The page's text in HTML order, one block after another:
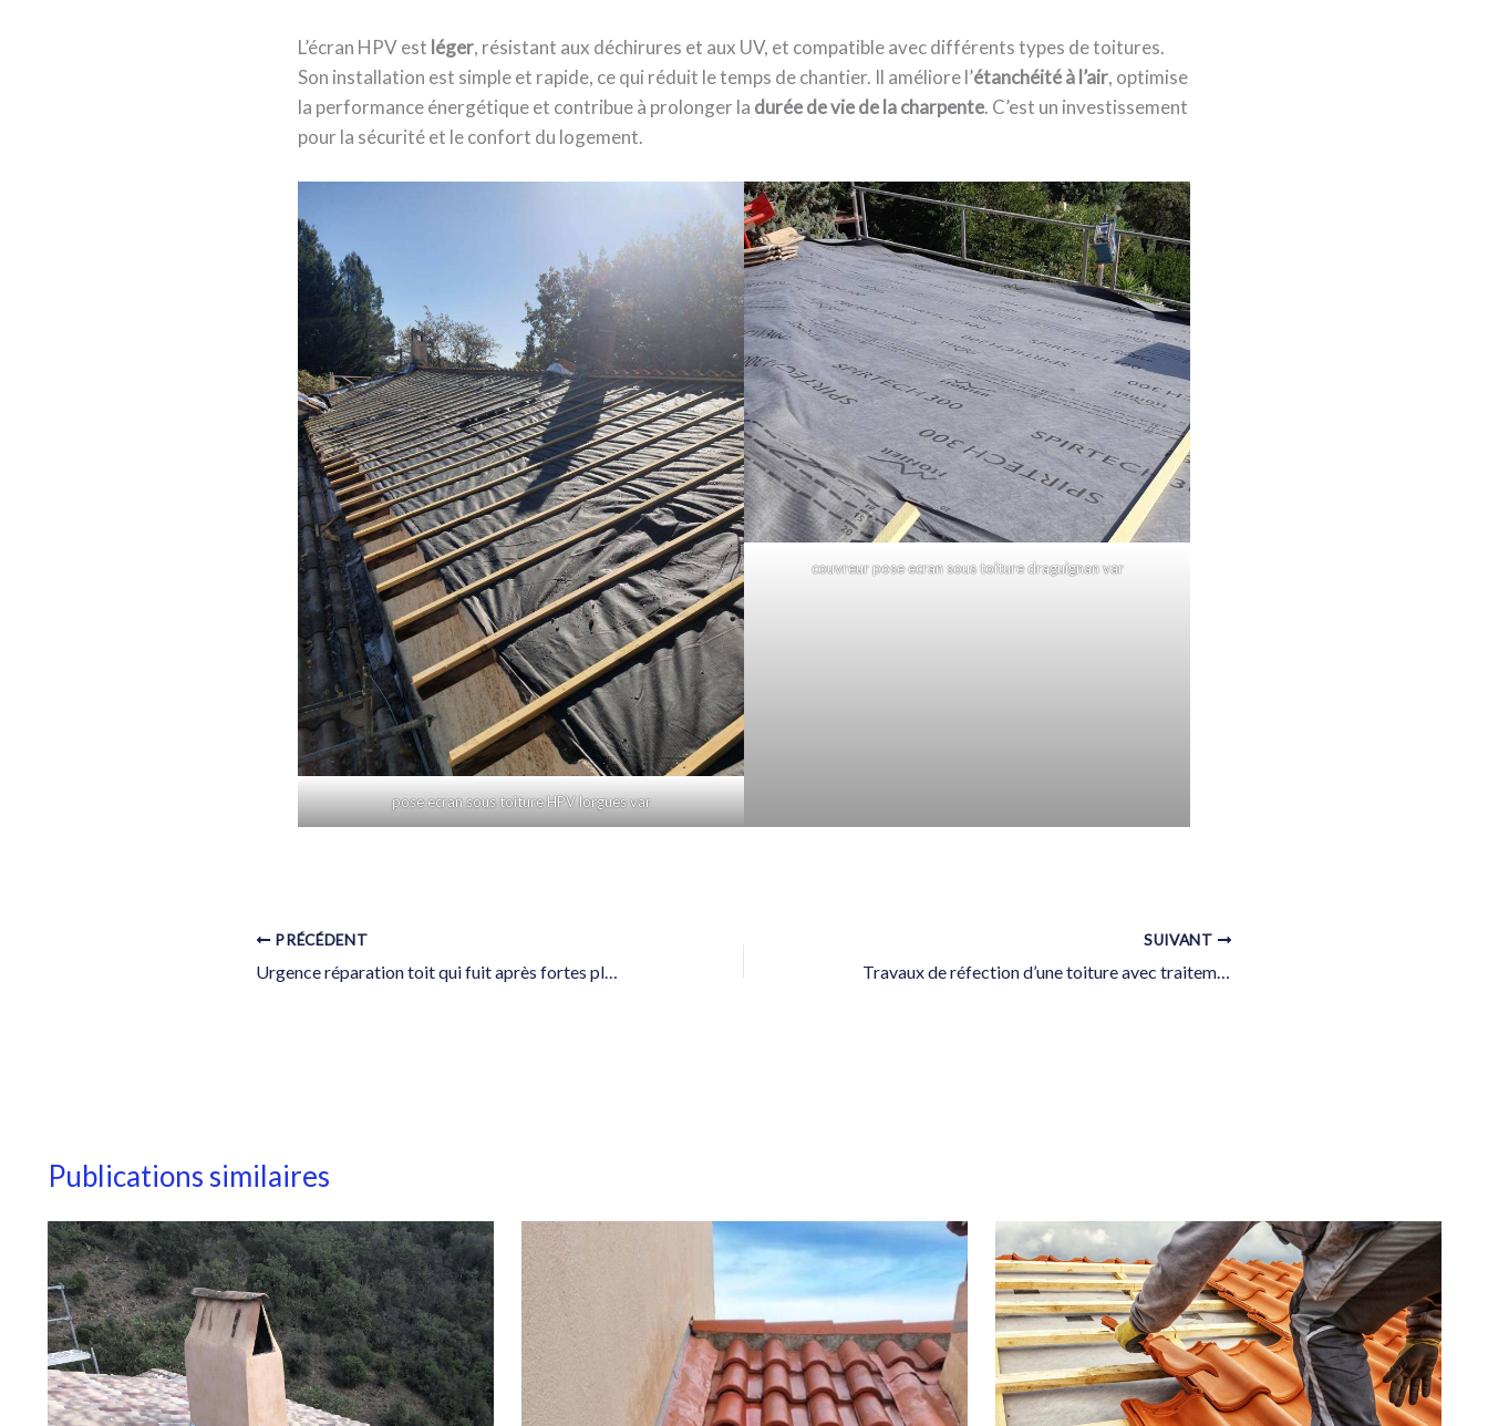
L’écran HPV est léger, résistant aux déchirures et aux UV, et compatible avec différents types de toitures.
Son installation est simple et rapide, ce qui réduit le temps de chantier. Il améliore l’étanchéité à l’air, optimise
la performance énergétique et contribue à prolonger la durée de vie de la charpente. C’est un investissement
pour la sécurité et le confort du logement.
pose ecran sous toiture HPV lorgues var
couvreur pose ecran sous toiture draguignan var
PRÉCÉDENT
Urgence réparation toit qui fuit après fortes pluies à Vidauban proche des Arcs sur Argens
SUIVANT
Travaux de réfection d’une toiture avec traitement par pulvérisation préventive et curative à Fréjus proche de Saint Raphaël
Publications similaires